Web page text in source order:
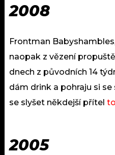
2008
Frontman
naopak z vězení
dnech z původních 14
dám drink a pohraju si
se slyšet někdejší přítel
2005